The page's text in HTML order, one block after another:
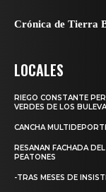
Crónica de Tierra
LOCALES
RIEGO CONSTANTE
VERDES DE LOS
CANCHA
RESANAN FACHADA
PEATONES
-TRAS MESES DE